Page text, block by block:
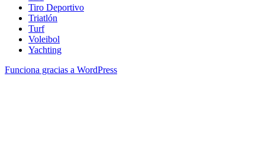
Tiro Deportivo
Triatlón
Turf
Voleibol
Yachting
Funciona gracias a WordPress